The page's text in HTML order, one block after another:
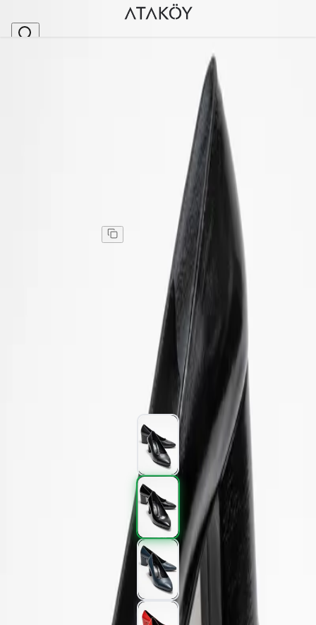
Kadın Hakiki Deri Kalın Topuklu Stiletto Ayakkabı
Kadın Hakiki Deri Kalın Topuklu Stiletto Ayakkabı
Kadın Hakiki Deri Kalın Topuklu Stiletto Ayakkabı
3.495,00 TL % 40